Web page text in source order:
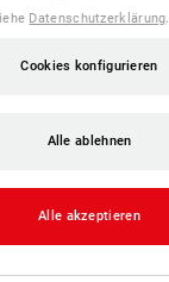
Datenschutzerklärung.
Cookies konfigurieren
Alle ablehnen
Alle akzeptieren